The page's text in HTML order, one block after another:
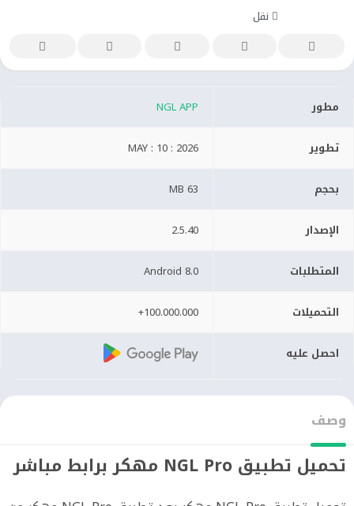
نقل
مطور NGL APP
تطوير MAY : 10 : 2026
بحجم 63 MB
الإصدار 2.5.40
المتطلبات Android 8.0
التحميلات 100.000.000+
احصل عليه
وصف
تحميل تطبيق NGL Pro مهكر برابط مباشر